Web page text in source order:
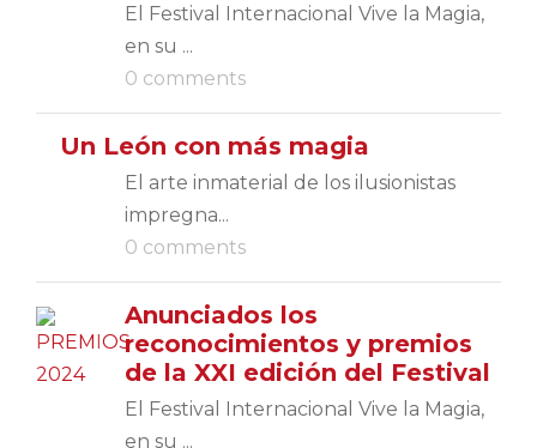
El Festival Internacional Vive la Magia,
en su ...
0 comments
Un León con más magia
El arte inmaterial de los ilusionistas
impregna...
0 comments
Anunciados los
reconocimientos y premios
de la XXI edición del Festival
El Festival Internacional Vive la Magia,
en su ...